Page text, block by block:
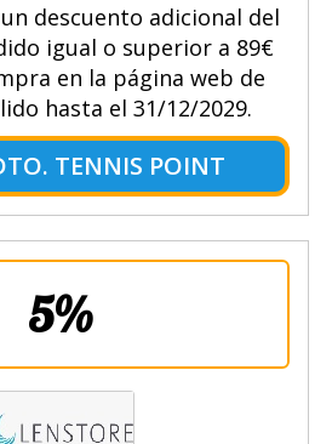
descuento adicional del
igual o superior a 89€
en la página web de
hasta el 31/12/2029.
TENNIS POINT
5%